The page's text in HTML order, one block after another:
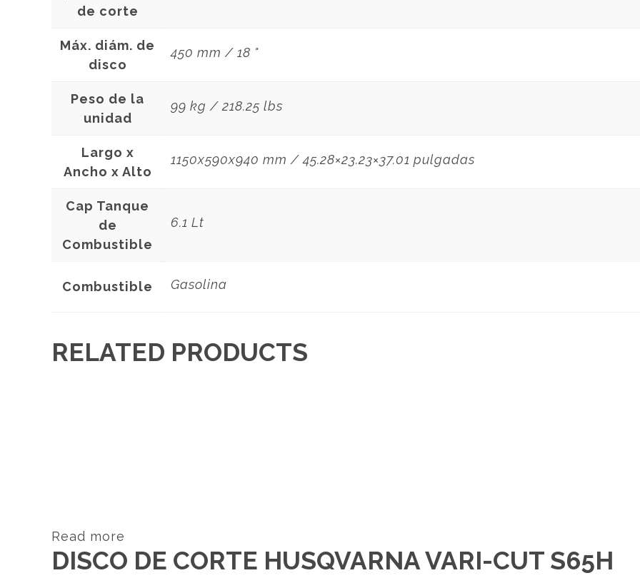
de corte
Máx. diám. de
disco
450 mm / 18 "
Peso de la
unidad
99 kg / 218.25 lbs
Largo x
Ancho x Alto
1150x590x940 mm / 45.28×23.23×37.01 pulgadas
Cap Tanque
de
Combustible
6.1 Lt
Combustible Gasolina
RELATED PRODUCTS
Read more
DISCO DE CORTE HUSQVARNA VARI-CUT S65H